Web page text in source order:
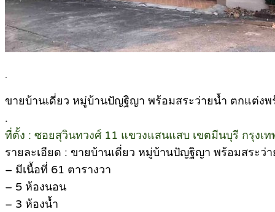
.
ขายบ้านเดี่ยว หมู่บ้านปัญฐิญา พร้อมสระว่ายน้ำ ตกแต่งพ
.
ที่ตั้ง : ซอยสุวินทวงศ์ 11 แขวงแสนแสบ เขตมีนบุรี กรุงเ
รายละเอียด : ขายบ้านเดี่ยว หมู่บ้านปัญฐิญา พร้อมสระว่
– มีเนื้อที่ 61 ตารางวา
– 5 ห้องนอน
– 3 ห้องน้ำ